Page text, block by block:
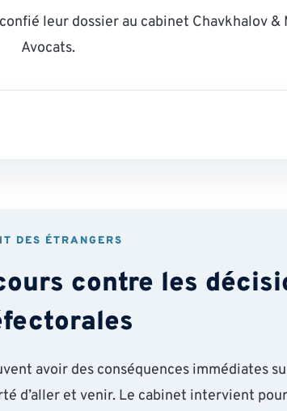
leur dossier au cabinet Chavkhalov &
Avocats.
DES ÉTRANGERS
contre les
avoir des conséquences immédiates
d’aller et venir. Le cabinet intervient